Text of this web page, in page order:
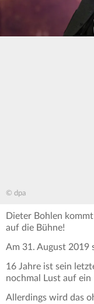
© dpa
Dieter Bohlen
auf die Bühne!
Am 31. August 2019
16 Jahre ist sein
nochmal Lust auf
Allerdings wird das